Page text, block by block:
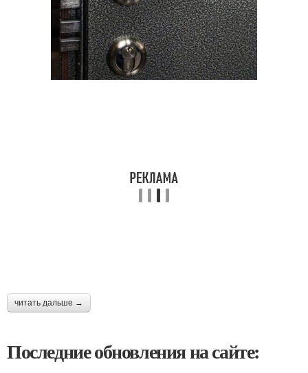
читать дальше →
Последние обновления на сайте: